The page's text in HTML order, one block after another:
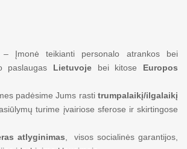
– Įmonė teikianti personalo atrankos bei
paslaugas Lietuvoje bei kitose Europos
padėsime Jums rasti trumpalaikį/ilgalaikį
turime įvairiose sferose ir skirtingose
atlyginimas, visos socialinės garantijos,